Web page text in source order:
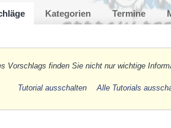
Kategorien Termine
Vorschlags finden Sie nicht nur wichtige
Tutorial ausschalten Alle Tutorials